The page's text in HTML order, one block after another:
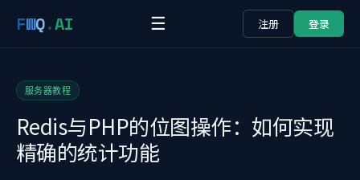
FWQ.AI ☰ 注册 登录
服务器教程
Redis与PHP的位图操作：如何实现
精确的统计功能